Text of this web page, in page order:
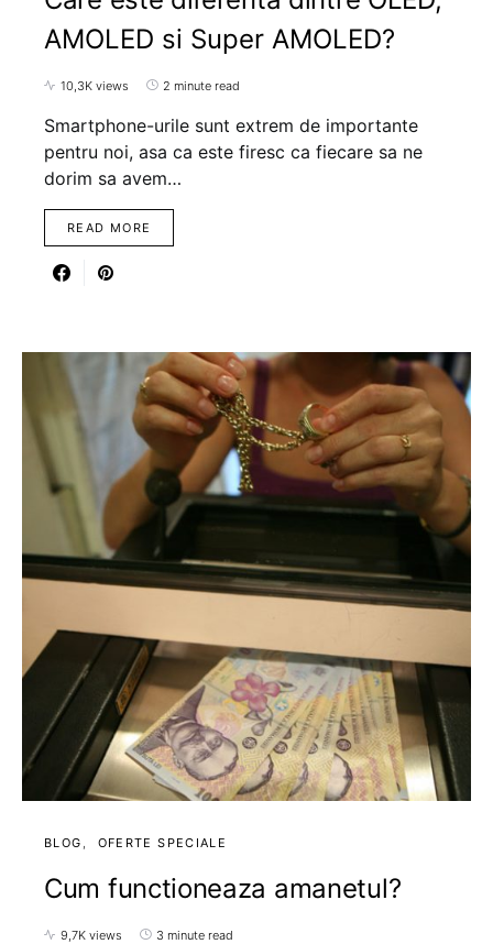
AMOLED si Super AMOLED?
10,3K views 2 minute read
Smartphone-urile sunt extrem de importante
pentru noi, asa ca este firesc ca fiecare sa ne
dorim sa avem…
READ MORE
BLOG OFERTE SPECIALE
Cum functioneaza amanetul?
9,7K views 3 minute read